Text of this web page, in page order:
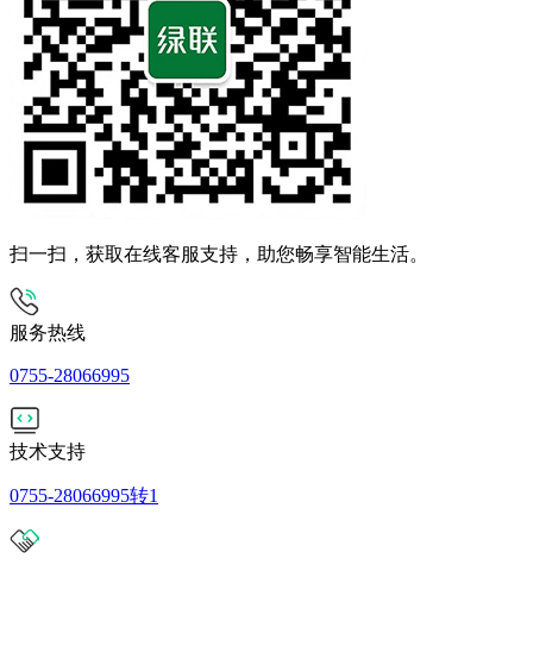
扫一扫，获取在线客服支持，助您畅享智能生活。
服务热线
0755-28066995
技术支持
0755-28066995转1